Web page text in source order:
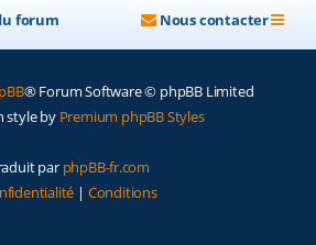
forum Nous contacter
® Forum Software © phpBB Limited
style by Premium phpBB Styles
par phpBB-fr.com
| Conditions